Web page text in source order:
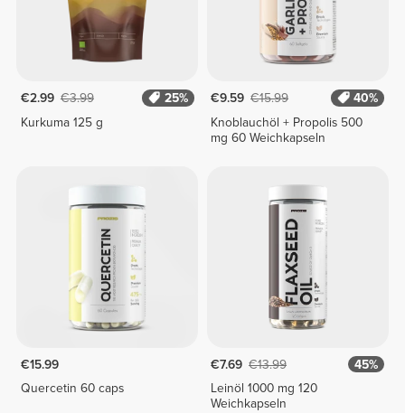
€2.99 €3.99
25%
Kurkuma 125 g
€9.59 €15.99
40%
Knoblauchöl + Propolis 500
mg 60 Weichkapseln
€15.99
Quercetin 60 caps
€7.69 €13.99
45%
Leinöl 1000 mg 120
Weichkapseln